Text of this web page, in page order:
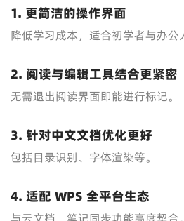
1. 更简洁的操作界面
降低学习成本，适合初学者与办公
2. 阅读与编辑工具结合更紧密
无需退出阅读界面即能进行标记。
3. 针对中文文档优化更好
包括目录识别、字体渲染等。
4. 适配 WPS 全平台生态